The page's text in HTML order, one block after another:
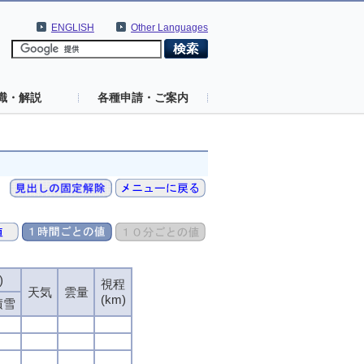
Other Languages
ENGLISH
・解説 各種申請・ご案内
天気
雲量
視程
(km)
雪
天気
雲量
視程
(km)
雪
天気
雲量
視程
(km)
雪
天気
雲量
視程
(km)
雪